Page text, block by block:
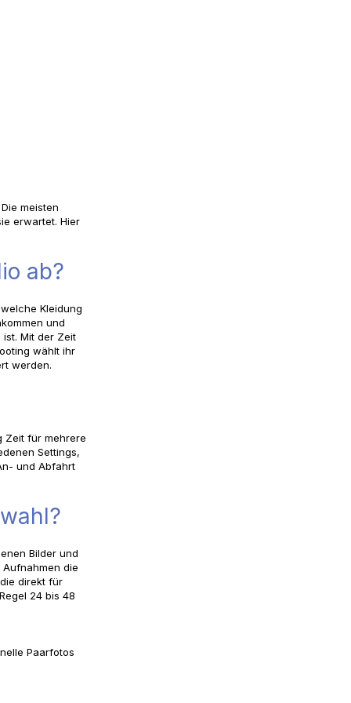
meisten
erwartet. Hier
ab?
Kleidung
und
Mit der Zeit
wählt ihr
werden.
Zeit für mehrere
Settings,
und Abfahrt
Bilder und
die
direkt für
24 bis 48
Paarfotos